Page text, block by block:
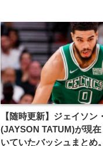
【随時更新】ジェイソン
(JAYSON TATUM)が現
いていたバッシュまとめ